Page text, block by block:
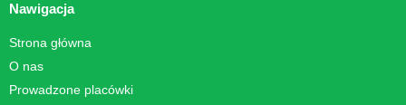
Nawigacja
Strona główna
O nas
Prowadzone placówki